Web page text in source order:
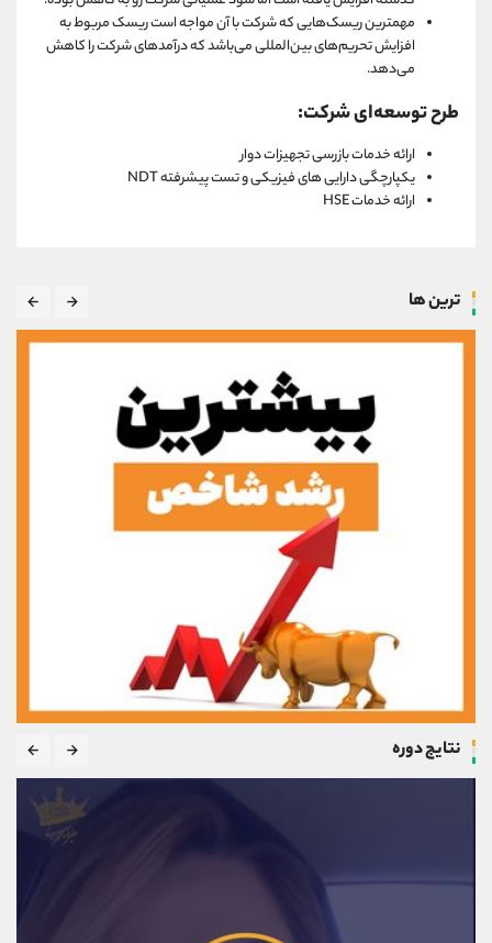
مهمترین ریسک‌هایی که شرکت با آن مواجه است ریسک مربوط به
افزایش تحریم‌های بین‌المللی می‌باشد که درآمدهای شرکت را کاهش
می‌دهد.
طرح توسعه‌ای شرکت:
ارائه خدمات بازرسی تجهیزات دوار
یکپارچگی دارایی های فیزیکی و تست پیشرفته NDT
ارائه خدمات HSE
ترین ها
نتایج دوره